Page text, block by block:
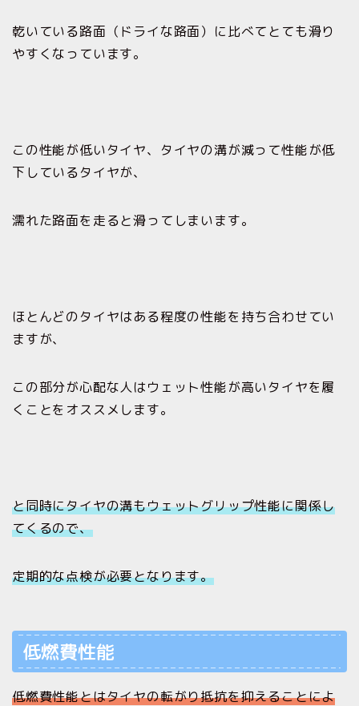
乾いている路面（ドライな路面）に比べてとても滑り
やすくなっています。
この性能が低いタイヤ、タイヤの溝が減って性能が低
下しているタイヤが、
濡れた路面を走ると滑ってしまいます。
ほとんどのタイヤはある程度の性能を持ち合わせてい
ますが、
この部分が心配な人はウェット性能が高いタイヤを履
くことをオススメします。
と同時にタイヤの溝もウェットグリップ性能に関係し
てくるので、
定期的な点検が必要となります。
低燃費性能
低燃費性能とはタイヤの転がり抵抗を抑えることによ